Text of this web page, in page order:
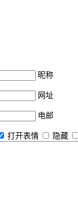
昵称
网址
电邮
打开表情 隐藏